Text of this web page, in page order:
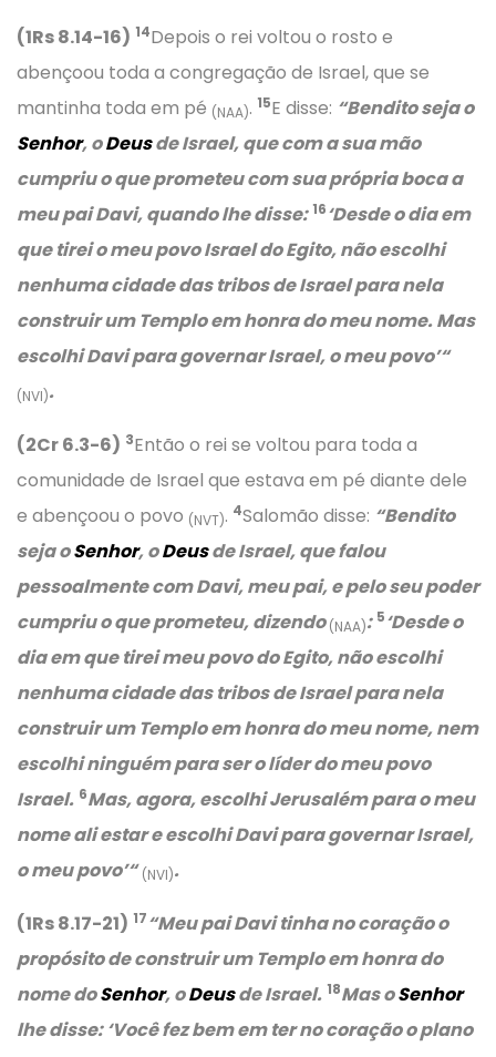
(1Rs 8.14-16) 14Depois o rei voltou o rosto e
abençoou toda a congregação de Israel, que se
mantinha toda em pé (NAA). 15E disse: “Bendito seja o
Senhor, oDeusde Israel, que com a sua mão
cumpriu o que prometeu com sua própria boca a
meu pai Davi, quando lhe disse: 16‘Desde o dia em
que tirei o meu povo Israel do Egito, não escolhi
nenhuma cidade das tribos de Israel para nela
construir um Templo em honra do meu nome. Mas
escolhi Davi para governar Israel, o meu povo’“
(NVI).
(2Cr 6.3-6) 3Então o rei se voltou para toda a
comunidade de Israel que estava em pé diante dele
e abençoou o povo (NVT). 4Salomão disse: “Bendito
seja oSenhor, oDeusde Israel, que falou
pessoalmente com Davi, meu pai, e pelo seu poder
cumpriu o que prometeu, dizendo(NAA): 5‘Desde o
dia em que tirei meu povo do Egito, não escolhi
nenhuma cidade das tribos de Israel para nela
construir um Templo em honra do meu nome, nem
escolhi ninguém para ser o líder do meu povo
Israel. 6Mas, agora, escolhi Jerusalém para o meu
nome ali estar e escolhi Davi para governar Israel,
o meu povo’“ (NVI).
(1Rs 8.17-21) 17“Meu pai Davi tinha no coração o
propósito de construir um Templo em honra do
nome doSenhor, oDeusde Israel. 18Mas oSenhor
lhe disse:‘Você fez bem em ter no coração o plano